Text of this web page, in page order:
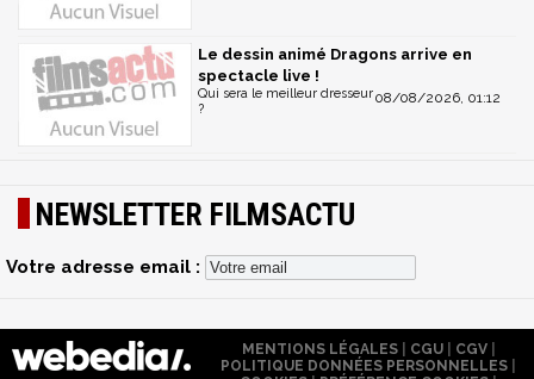
Le dessin animé Dragons arrive en
spectacle live !
08/08/2026, 01:12
Qui sera le meilleur dresseur
?
NEWSLETTER FILMSACTU
Votre adresse email :
MENTIONS LÉGALES| CGU| CGV|
POLITIQUE DONNÉES PERSONNELLES